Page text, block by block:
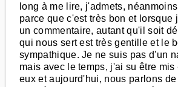
long à me lire, j'admets,
parce que c'est très bon et lorsque
un commentaire, autant qu'il soit
qui nous sert est très gentille et le
sympathique. Je ne suis pas d'un
mais avec le temps, j'ai su être
eux et aujourd'hui, nous parlons